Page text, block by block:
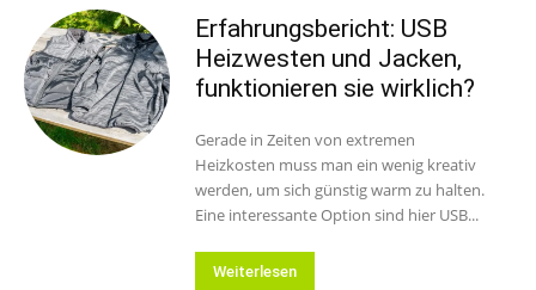
Erfahrungsbericht: USB
Heizwesten und Jacken,
funktionieren sie wirklich?
Gerade in Zeiten von extremen
Heizkosten muss man ein wenig kreativ
werden, um sich günstig warm zu halten.
Eine interessante Option sind hier USB...
Weiterlesen